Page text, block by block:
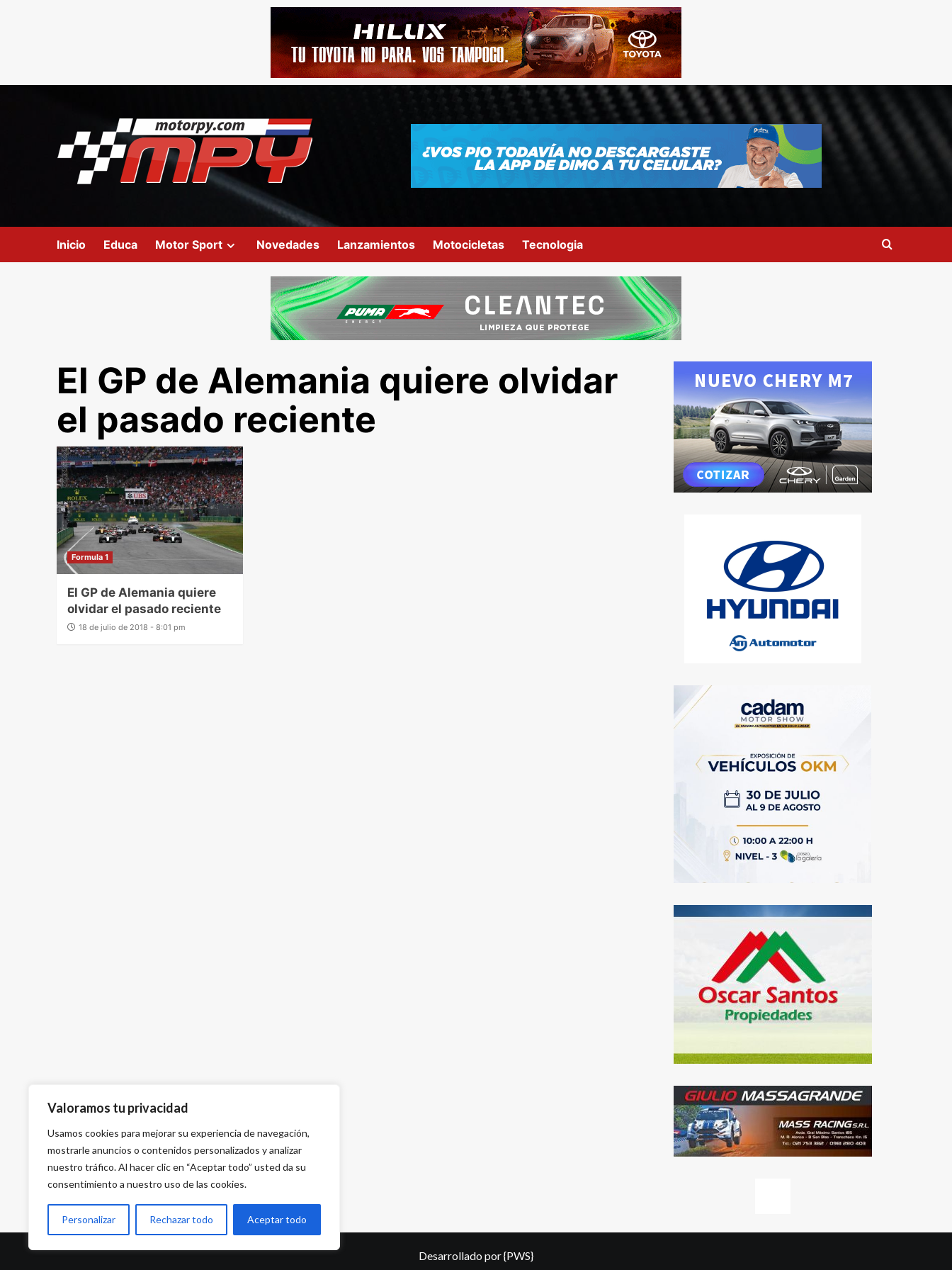
Valoramos tu privacidad
Usamos cookies para mejorar su experiencia de navegación,
mostrarle anuncios o contenidos personalizados y analizar
nuestro tráfico. Al hacer clic en “Aceptar todo” usted da su
consentimiento a nuestro uso de las cookies.
Personalizar Rechazar todo Aceptar todo
Inicio Educa Motor Sport Novedades Lanzamientos Motocicletas Tecnologia
El GP de Alemania quiere olvidar
el pasado reciente
Formula 1
El GP de Alemania quiere
olvidar el pasado reciente
18 de julio de 2018 - 8:01 pm
Desarrollado por{PWS}